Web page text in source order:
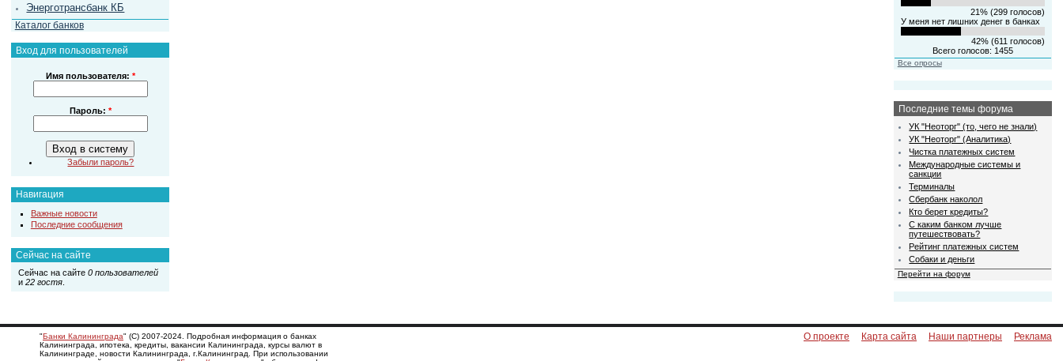
Энерготрансбанк КБ
Каталог банков
Вход для пользователей
Имя пользователя: *
Пароль: *
Забыли пароль?
Навигация
Важные новости
Последние сообщения
Сейчас на сайте
Сейчас на сайте 0 пользователей
и 22 гостя.
21% (299 голосов)
У меня нет лишних денег в банках
42% (611 голосов)
Всего голосов: 1455
Все опросы
Последние темы форума
УК "Неоторг" (то, чего не знали)
УК "Неоторг" (Аналитика)
Чистка платежных систем
Международные системы и
санкции
Терминалы
Сбербанк наколол
Кто берет кредиты?
С каким банком лучше
путешествовать?
Рейтинг платежных систем
Собаки и деньги
Перейти на форум
"Банки Калининграда" (С) 2007-2024. Подробная информация о банках
Калининграда, ипотека, кредиты, вакансии Калининграда, курсы валют в
Калининграде, новости Калининграда, г.Калининград. При использовании
О проекте Карта сайта Наши партнеры Реклама